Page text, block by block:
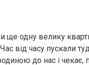
ще одну велику
Час від часу пускали
до нас і чекає,